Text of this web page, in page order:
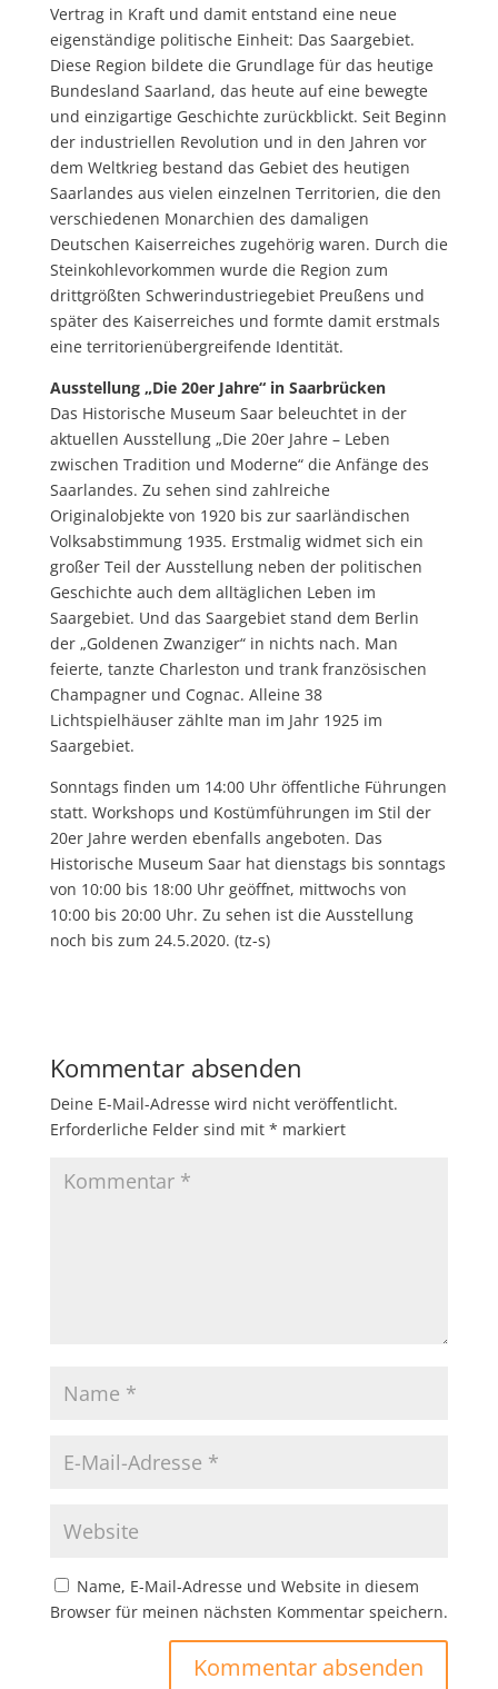
Vertrag in Kraft und damit entstand eine neue
eigenständige politische Einheit: Das Saargebiet.
Diese Region bildete die Grundlage für das heutige
Bundesland Saarland, das heute auf eine bewegte
und einzigartige Geschichte zurückblickt. Seit Beginn
der industriellen Revolution und in den Jahren vor
dem Weltkrieg bestand das Gebiet des heutigen
Saarlandes aus vielen einzelnen Territorien, die den
verschiedenen Monarchien des damaligen
Deutschen Kaiserreiches zugehörig waren. Durch die
Steinkohlevorkommen wurde die Region zum
drittgrößten Schwerindustriegebiet Preußens und
später des Kaiserreiches und formte damit erstmals
eine territorienübergreifende Identität.
Ausstellung „Die 20er Jahre“ in Saarbrücken
Das Historische Museum Saar beleuchtet in der
aktuellen Ausstellung „Die 20er Jahre – Leben
zwischen Tradition und Moderne“ die Anfänge des
Saarlandes. Zu sehen sind zahlreiche
Originalobjekte von 1920 bis zur saarländischen
Volksabstimmung 1935. Erstmalig widmet sich ein
großer Teil der Ausstellung neben der politischen
Geschichte auch dem alltäglichen Leben im
Saargebiet. Und das Saargebiet stand dem Berlin
der „Goldenen Zwanziger“ in nichts nach. Man
feierte, tanzte Charleston und trank französischen
Champagner und Cognac. Alleine 38
Lichtspielhäuser zählte man im Jahr 1925 im
Saargebiet.
Sonntags finden um 14:00 Uhr öffentliche Führungen
statt. Workshops und Kostümführungen im Stil der
20er Jahre werden ebenfalls angeboten. Das
Historische Museum Saar hat dienstags bis sonntags
von 10:00 bis 18:00 Uhr geöffnet, mittwochs von
10:00 bis 20:00 Uhr. Zu sehen ist die Ausstellung
noch bis zum 24.5.2020. (tz-s)
Kommentar absenden
Deine E-Mail-Adresse wird nicht veröffentlicht.
Erforderliche Felder sind mit * markiert
Name, E-Mail-Adresse und Website in diesem
Browser für meinen nächsten Kommentar speichern.